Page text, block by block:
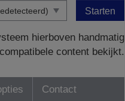
Starten
hierboven handmatig
content bekijkt.
Contact